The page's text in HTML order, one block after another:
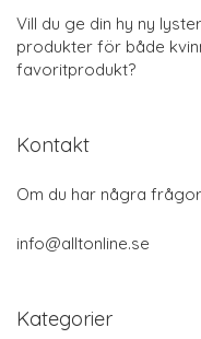
Vill du ge din hy ny
produkter för både
favoritprodukt?
Kontakt
Om du har några
info@alltonline.se
Kategorier